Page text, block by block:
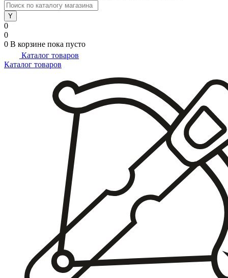
0
0
0 В корзине пока пусто
Каталог товаров
Каталог товаров